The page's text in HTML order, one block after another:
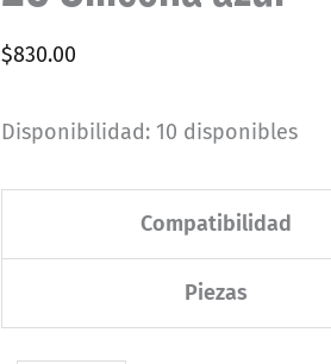
$830.00
Disponibilidad: 10 disponibles
Compatibilidad
Piezas